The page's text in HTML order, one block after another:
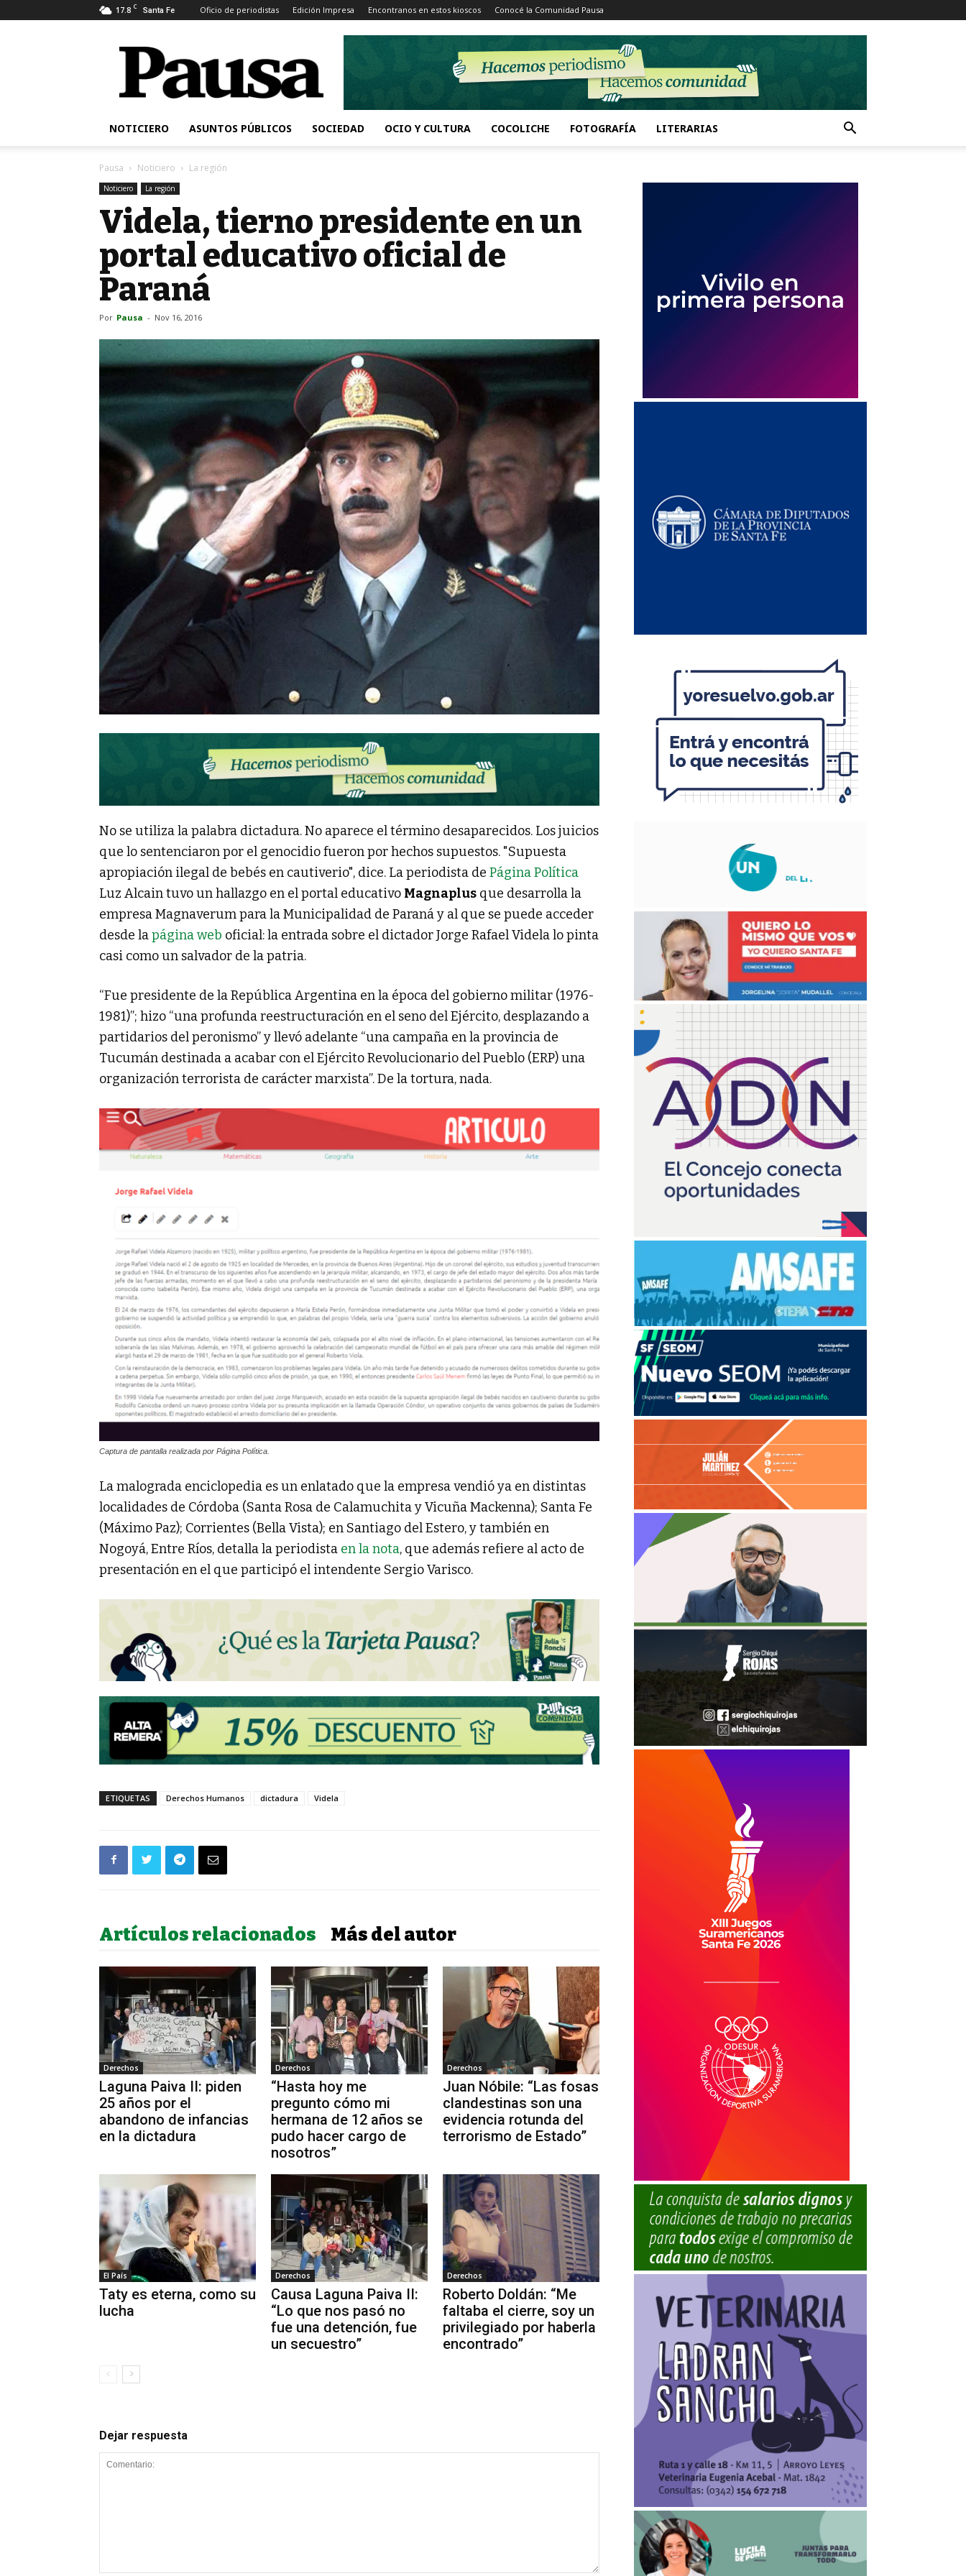
17.8 C Santa Fe Oficio de periodistas Edición Impresa Encontranos en estos kioscos Conocé la Comunidad Pausa
Pausa
NOTICIERO ASUNTOS PÚBLICOS SOCIEDAD OCIO Y CULTURA COCOLICHE FOTOGRAFÍA LITERARIAS
Pausa Noticiero La región
Noticiero La región
Videla, tierno presidente en un
portal educativo oficial de
Paraná
Por Pausa - Nov 16, 2016
No se utiliza la palabra dictadura. No aparece el término desaparecidos. Los juicios
que lo sentenciaron por el genocidio fueron por hechos supuestos. "Supuesta
apropiación ilegal de bebés en cautiverio", dice. La periodista de Página Política
Luz Alcain tuvo un hallazgo en el portal educativo Magnaplus que desarrolla la
empresa Magnaverum para la Municipalidad de Paraná y al que se puede acceder
desde lapágina web oficial: la entrada sobre el dictador Jorge Rafael Videla lo pinta
casi como un salvador de la patria.
“Fue presidente de la República Argentina en la época del gobierno militar (1976-
1981)”; hizo “una profunda reestructuración en el seno del Ejército, desplazando a
partidarios del peronismo” y llevó adelante “una campaña en la provincia de
Tucumán destinada a acabar con el Ejército Revolucionario del Pueblo (ERP) una
organización terrorista de carácter marxista”. De la tortura, nada.
Captura de pantalla realizada por Página Política.
La malograda enciclopedia es un enlatado que la empresa vendió ya en distintas
localidades de Córdoba (Santa Rosa de Calamuchita y Vicuña Mackenna); Santa Fe
(Máximo Paz); Corrientes (Bella Vista); en Santiago del Estero, y también en
Nogoyá, Entre Ríos, detalla la periodista en la nota, que además refiere al acto de
presentación en el que participó el intendente Sergio Varisco.
ETIQUETAS Derechos Humanos dictadura Videla
Artículos relacionados Más del autor
Derechos
Laguna Paiva II: piden
25 años por el
abandono de infancias
en la dictadura
Derechos
“Hasta hoy me
pregunto cómo mi
hermana de 12 años se
pudo hacer cargo de
nosotros”
Derechos
Juan Nóbile: “Las fosas
clandestinas son una
evidencia rotunda del
terrorismo de Estado”
El País
Taty es eterna, como su
lucha
Derechos
Causa Laguna Paiva II:
“Lo que nos pasó no
fue una detención, fue
un secuestro”
Derechos
Roberto Doldán: “Me
faltaba el cierre, soy un
privilegiado por haberla
encontrado”
Dejar respuesta